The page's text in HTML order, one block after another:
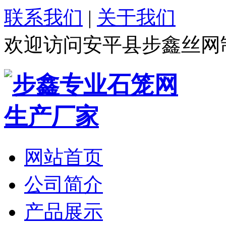
联系我们 | 关于我们
欢迎访问安平县步鑫丝
网站首页
公司简介
产品展示